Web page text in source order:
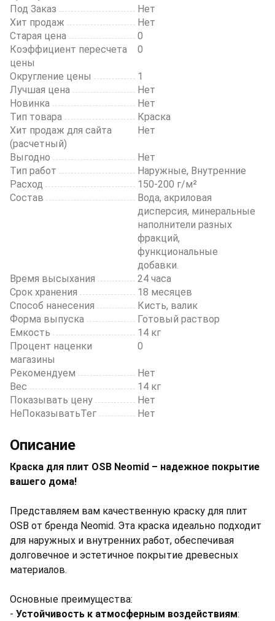
Под Заказ
Нет
Хит продаж
Нет
Старая цена
0
Коэффициент пересчета
цены
0
Округление цены
1
Лучшая цена
Нет
Новинка
Нет
Тип товара
Краска
Хит продаж для сайта
(расчетный)
Нет
Выгодно
Нет
Тип работ
Наружные, Внутренние
Расход
150-200 г/м²
Состав
Вода, акриловая
дисперсия, минеральные
наполнители разных
фракций,
функциональные
добавки.
Время высыхания
24 часа
Срок хранения
18 месяцев
Способ нанесения
Кисть, валик
Форма выпуска
Готовый раствор
Емкость
14 кг
Процент наценки
магазины
0
Рекомендуем
Нет
Вес
14 кг
Показывать цену
Нет
НеПоказыватьТег
Нет
Описание
Краска для плит OSB Neomid – надежное покрытие
вашего дома!
Представляем вам качественную краску для плит
OSB от бренда Neomid. Эта краска идеально подходит
для наружных и внутренних работ, обеспечивая
долговечное и эстетичное покрытие древесных
материалов.
Основные преимущества:
- Устойчивость к атмосферным воздействиям: